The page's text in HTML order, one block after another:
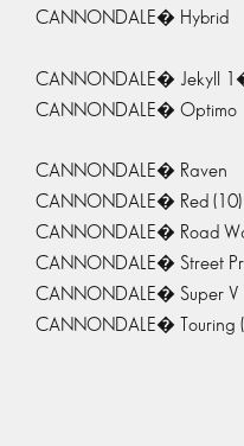
CANNONDALE� Hybrid
CANNONDALE� Jekyll
CANNONDALE� Optimo
CANNONDALE� Raven
CANNONDALE� Red (10)
CANNONDALE� Road
CANNONDALE� Street
CANNONDALE� Super V
CANNONDALE� Touring